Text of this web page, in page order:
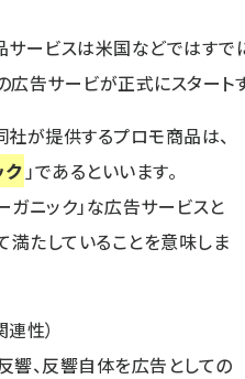
サービスは米国などではすで
告サービが正式にスタート
が提供するプロモ商品は、
」であるといいます。
ニック」な広告サービスと
満たしていることを意味しま
性）
響、反響自体を広告としての